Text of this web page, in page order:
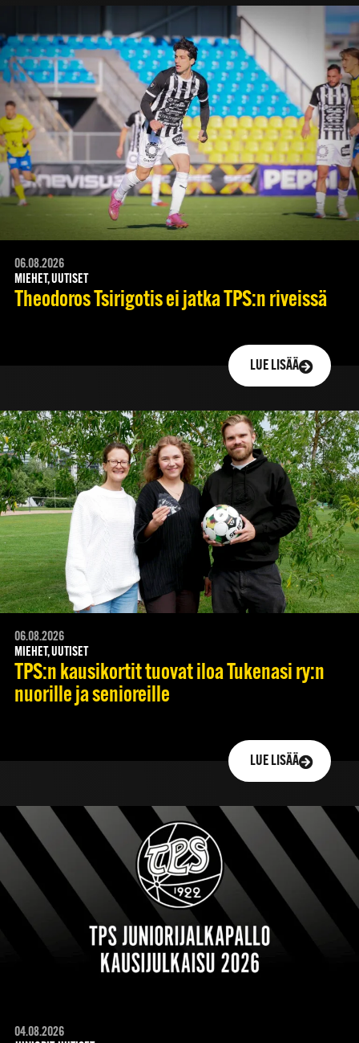
06.08.2026
MIEHET, UUTISET
Theodoros Tsirigotis ei jatka TPS:n riveissä
LUE LISÄÄ
06.08.2026
MIEHET, UUTISET
TPS:n kausikortit tuovat iloa Tukenasi ry:n
nuorille ja senioreille
LUE LISÄÄ
04.08.2026